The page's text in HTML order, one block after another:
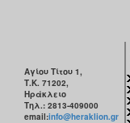
Αγίου Τίτου 1,
Τ.Κ. 71202,
Ηράκλειο
Τηλ.: 2813-409000
email:info@heraklion.gr